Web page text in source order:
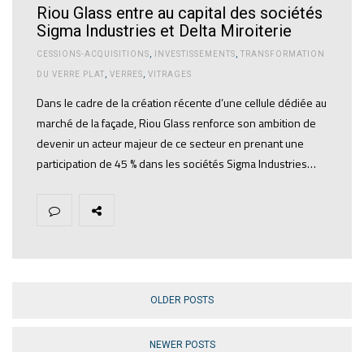
Riou Glass entre au capital des sociétés
Sigma Industries et Delta Miroiterie
CESSIONS-ACQUISITIONS INVESTISSEMENTS TRANSFORMATION
DU VERRE PLAT VERRES VITRAGES
Dans le cadre de la création récente d’une cellule dédiée au
marché de la façade, Riou Glass renforce son ambition de
devenir un acteur majeur de ce secteur en prenant une
participation de 45 % dans les sociétés Sigma Industries…
OLDER POSTS
NEWER POSTS